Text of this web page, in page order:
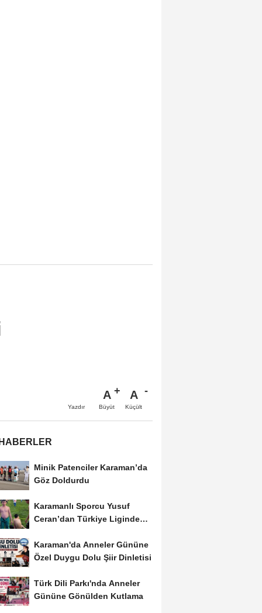
Yazdır
A
Büyüt
A
Küçült
Minik Patenciler Karaman’da
Göz Doldurdu
Karamanlı Sporcu Yusuf
Ceran’dan Türkiye Liginde
Karaman'da Anneler Gününe
Özel Duygu Dolu Şiir Dinletisi
Türk Dili Parkı'nda Anneler
Gününe Gönülden Kutlama